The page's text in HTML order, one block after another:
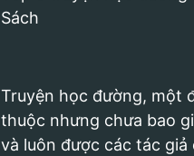
Sách
Truyện học đường, một
thuộc nhưng chưa bao
và luôn được các tác giả